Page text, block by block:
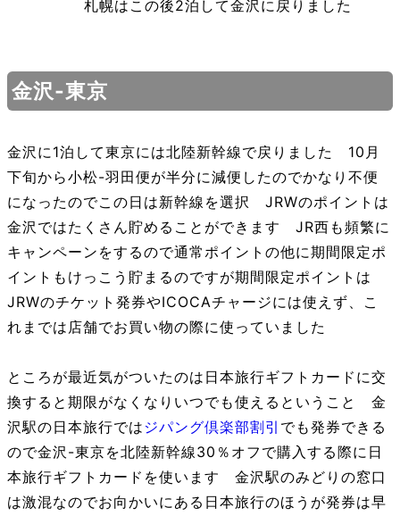
札幌はこの後2泊して金沢に戻りました
金沢-東京
金沢に1泊して東京には北陸新幹線で戻りました 10月
下旬から小松-羽田便が半分に減便したのでかなり不便
になったのでこの日は新幹線を選択 JRWのポイントは
金沢ではたくさん貯めることができます JR西も頻繁に
キャンペーンをするので通常ポイントの他に期間限定ポ
イントもけっこう貯まるのですが期間限定ポイントは
JRWのチケット発券やICOCAチャージには使えず、こ
れまでは店舗でお買い物の際に使っていました
ところが最近気がついたのは日本旅行ギフトカードに交
換すると期限がなくなりいつでも使えるということ 金
沢駅の日本旅行では ジパング倶楽部割引 でも発券できる
ので金沢-東京を北陸新幹線30％オフで購入する際に日
本旅行ギフトカードを使います 金沢駅のみどりの窓口
は激混なのでお向かいにある日本旅行のほうが発券は早